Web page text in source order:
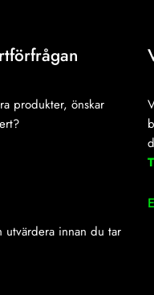
produkter, önskar
utvärdera innan du tar